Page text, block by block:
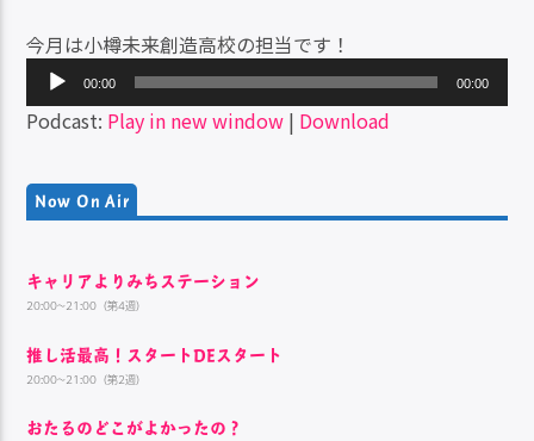
今月は小樽未来創造高校の担当です！
声
プ
ー
ヤ
00:00 00:00
Podcast: Play in new window | Download
Now On Air
キャリアよりみちステーション
20:00~21:00（第4週）
推し活最高！スタートDEスタート
20:00~21:00（第2週）
おたるのどこがよかったの？